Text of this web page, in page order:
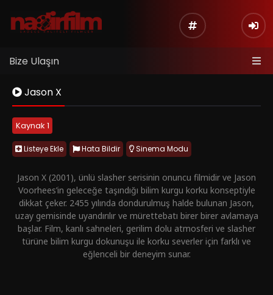
Bize Ulaşın
Jason X
Kaynak 1
Listeye Ekle Hata Bildir Sinema Modu
Jason X (2001), ünlü slasher serisinin onuncu filmidir ve Jason
Voorhees’in geleceğe taşındığı bilim kurgu korku konseptiyle
dikkat çeker. 2455 yılında dondurulmuş halde bulunan Jason,
uzay gemisinde uyandırılır ve mürettebatı birer birer avlamaya
başlar. Film, kanlı sahneleri, gerilim dolu atmosferi ve slasher
türüne bilim kurgu dokunuşu ile korku severler için farklı ve
eğlenceli bir deneyim sunar.